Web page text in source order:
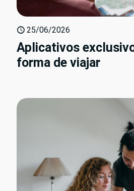
25/06/2026
Aplicativos
forma de viajar